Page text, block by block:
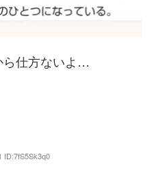
ら仕方ないよ…
ID:7fS5Sk3q0